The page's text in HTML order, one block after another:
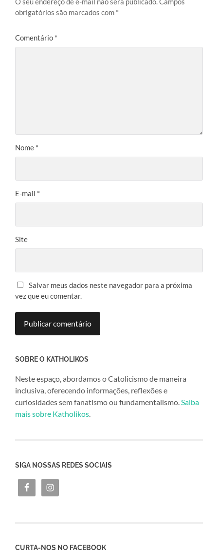
obrigatórios são marcados com *
Comentário *
Nome *
E-mail *
Site
Salvar meus dados neste navegador para a próxima
vez que eu comentar.
SOBRE O KATHOLIKOS
Neste espaço, abordamos o Catolicismo de maneira
inclusiva, oferecendo informações, reflexões e
curiosidades sem fanatismo ou fundamentalismo.Saiba
mais sobre Katholikos.
SIGA NOSSAS REDES SOCIAIS
CURTA-NOS NO FACEBOOK